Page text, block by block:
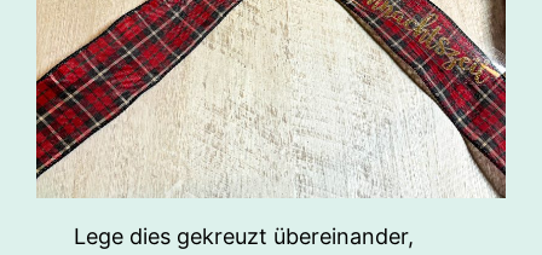
Lege dies gekreuzt übereinander,